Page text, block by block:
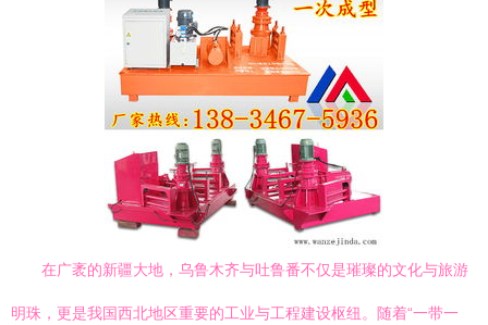
在广袤的新疆大地，乌鲁木齐与吐鲁番不仅是璀璨的文化与旅游
明珠，更是我国西北地区重要的工业与工程建设枢纽。随着“一带一